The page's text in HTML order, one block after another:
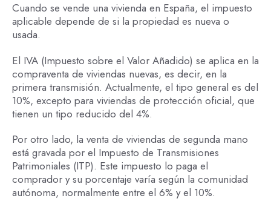
Cuando se vende una vivienda en España, el impuesto
aplicable depende de si la propiedad es nueva o
usada.
El IVA (Impuesto sobre el Valor Añadido) se aplica en la
compraventa de viviendas nuevas, es decir, en la
primera transmisión. Actualmente, el tipo general es del
10%, excepto para viviendas de protección oficial, que
tienen un tipo reducido del 4%.
Por otro lado, la venta de viviendas de segunda mano
está gravada por el Impuesto de Transmisiones
Patrimoniales (ITP). Este impuesto lo paga el
comprador y su porcentaje varía según la comunidad
autónoma, normalmente entre el 6% y el 10%.